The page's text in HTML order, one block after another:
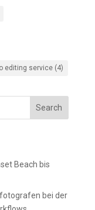
editing service(4)
Search
Beach bis
bei der